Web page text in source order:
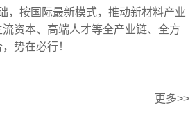
按国际最新模式，推动新材料产业
资本、高端人才等全产业链、全方
势在必行！
更多>>